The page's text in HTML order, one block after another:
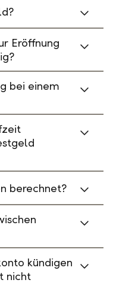
Eröffnung
bei einem
berechnet?
kündigen
nicht